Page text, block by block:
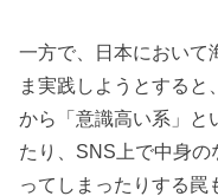
一方で、日本において
ま実践しようとすると
から「意識高い系」と
たり、SNS上で中身
ってしまったりする罠